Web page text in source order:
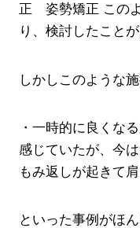
正 姿勢矯正 この
り、検討したこと
しかしこのような
・一時的に良くな
感じていたが、今
もみ返しが起きて
といった事例がほ